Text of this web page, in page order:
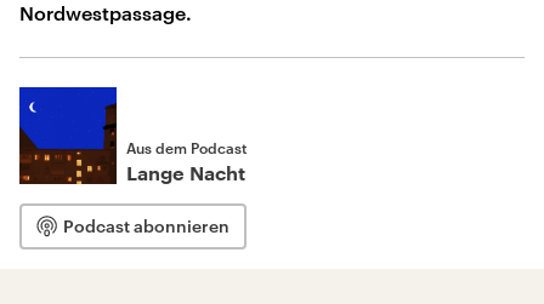
Nordwestpassage.
Aus dem Podcast
Lange Nacht
Podcast abonnieren